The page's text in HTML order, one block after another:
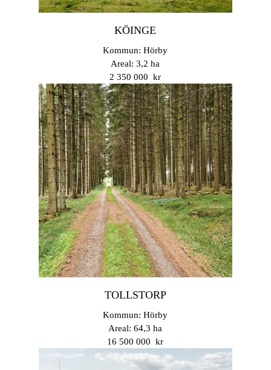
KÖINGE
Kommun: Hörby
Areal: 3,2 ha
2 350 000 kr
TOLLSTORP
Kommun: Hörby
Areal: 64,3 ha
16 500 000 kr